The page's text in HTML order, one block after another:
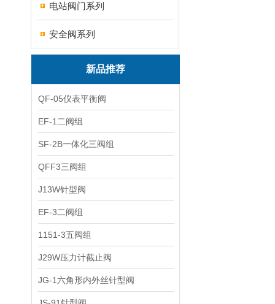
电站阀门系列
安全阀系列
新品推荐
QF-05仪表平衡阀
EF-1二阀组
SF-2B一体化三阀组
QFF3三阀组
J13W针型阀
EF-3二阀组
1151-3五阀组
J29W压力计截止阀
JG-1六角形内外丝针型阀